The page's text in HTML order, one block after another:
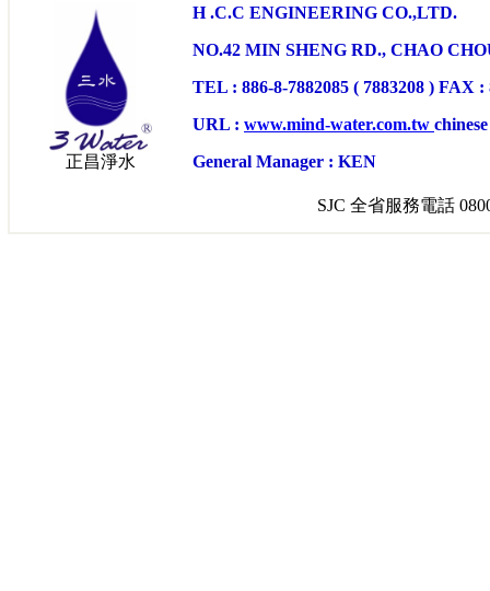
正昌淨水
H .C.C ENGINEERING CO.,LTD.
NO.42 MIN SHENG RD., CHAO
TEL : 886-8-7882085 ( 7883208 ) FAX :
URL : www.mind-water.com.tw
General Manager : KEN
SJC 全省服務電話